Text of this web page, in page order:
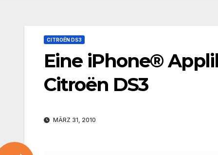
CITROËN DS3
Eine iPhone®
Citroën DS3
MÄRZ 31, 2010